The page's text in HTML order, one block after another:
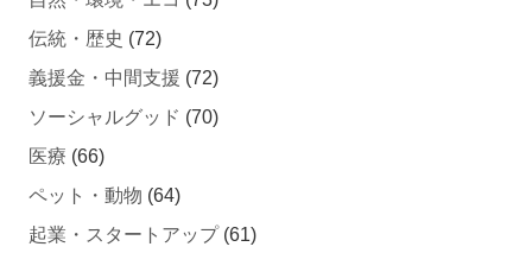
伝統・歴史 (72)
義援金・中間支援 (72)
ソーシャルグッド (70)
医療 (66)
ペット・動物 (64)
起業・スタートアップ(61)